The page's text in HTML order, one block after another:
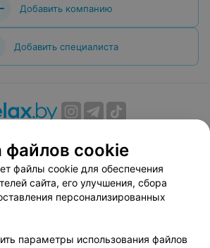
Добавить компанию
Добавить специалиста
договор
Способы оплаты
по использованию сервиса
«Афиша»
соглашение
файлов cookie
файлы cookie для обеспечения
сайта, его улучшения, сбора
персонализированных
параметры использования файлов